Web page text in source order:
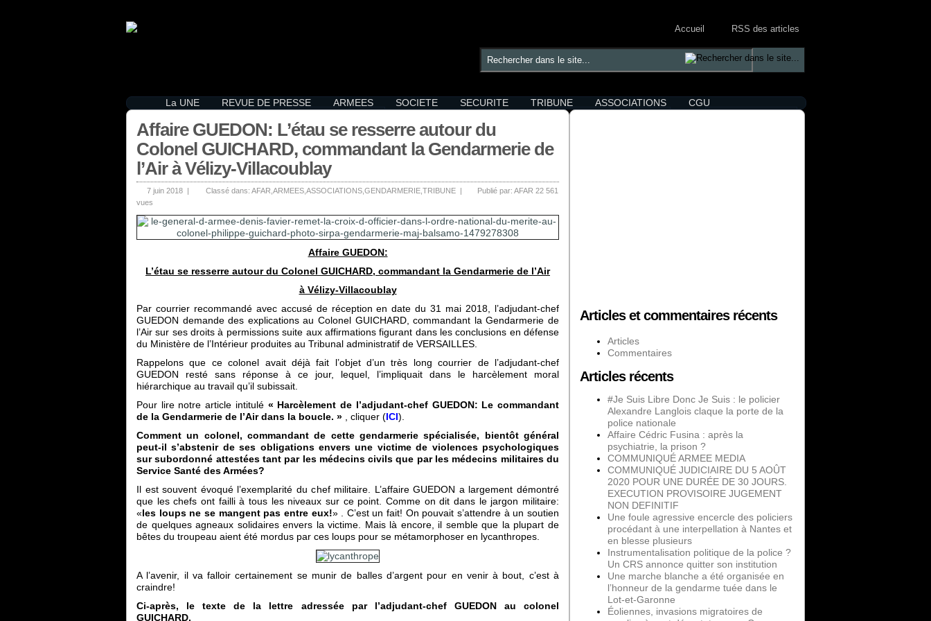
Accueil RSS des articles
La UNE REVUE DE PRESSE
presse
La police dans la presse
Les armées dans la presse
ARMEES
Air
Mer
Gendarmerie
SOCIETE SECURITE TRIBUNE
Chuchotements et brèves de
ASSOCIATIONS CGU
Affaire GUEDON: L’étau se resserre autour du
Colonel GUICHARD, commandant la Gendarmerie de
l’Air à Vélizy-Villacoublay
7 juin 2018 | Classé dans: AFAR ARMEES ASSOCIATIONS GENDARMERIE TRIBUNE | Publié par: AFAR 22 561
vues
Affaire GUEDON:
L’étau se resserre autour du Colonel GUICHARD, commandant la Gendarmerie de l’Air
à Vélizy-Villacoublay
Par courrier recommandé avec accusé de réception en date du 31 mai 2018, l’adjudant-chef
GUEDON demande des explications au Colonel GUICHARD, commandant la Gendarmerie de
l’Air sur ses droits à permissions suite aux affirmations figurant dans les conclusions en défense
du Ministère de l’Intérieur produites au Tribunal administratif de VERSAILLES.
Rappelons que ce colonel avait déjà fait l’objet d’un très long courrier de l’adjudant-chef
GUEDON resté sans réponse à ce jour, lequel, l’impliquait dans le harcèlement moral
hiérarchique au travail qu’il subissait.
Pour lire notre article intitulé « Harcèlement de l’adjudant-chef GUEDON: Le commandant
de la Gendarmerie de l’Air dans la boucle. » , cliquer (ICI).
Comment un colonel, commandant de cette gendarmerie spécialisée, bientôt général
peut-il s’abstenir de ses obligations envers une victime de violences psychologiques
sur subordonné attestées tant par les médecins civils que par les médecins militaires du
Service Santé des Armées?
Il est souvent évoqué l’exemplarité du chef militaire. L’affaire GUEDON a largement démontré
que les chefs ont failli à tous les niveaux sur ce point. Comme on dit dans le jargon militaire:
«les loups ne se mangent pas entre eux!» . C’est un fait! On pouvait s’attendre à un soutien
de quelques agneaux solidaires envers la victime. Mais là encore, il semble que la plupart de
bêtes du troupeau aient été mordus par ces loups pour se métamorphoser en lycanthropes.
A l’avenir, il va falloir certainement se munir de balles d’argent pour en venir à bout, c’est à
craindre!
Ci-après, le texte de la lettre adressée par l’adjudant-chef GUEDON au colonel
GUICHARD.
Articles et commentaires récents
Articles
Commentaires
Articles récents
#Je Suis Libre Donc Je Suis : le policier
Alexandre Langlois claque la porte de la
police nationale
Affaire Cédric Fusina : après la
psychiatrie, la prison ?
COMMUNIQUÉ ARMEE MEDIA
COMMUNIQUÉ JUDICIAIRE DU 5 AOÛT
2020 POUR UNE DURÉE DE 30 JOURS.
EXECUTION PROVISOIRE JUGEMENT
NON DEFINITIF
Une foule agressive encercle des policiers
procédant à une interpellation à Nantes et
en blesse plusieurs
Instrumentalisation politique de la police ?
Un CRS annonce quitter son institution
Une marche blanche a été organisée en
l’honneur de la gendarme tuée dans le
Lot-et-Garonne
Éoliennes, invasions migratoires de